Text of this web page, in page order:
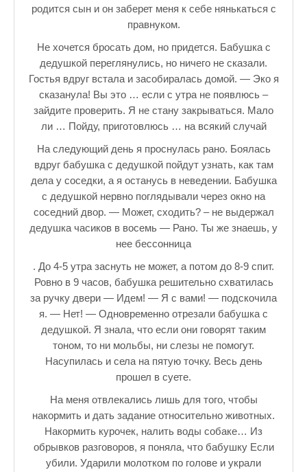
родится сын и он заберет меня к себе нянькаться с
правнуком.
Не хочется бросать дом, но придется. Бабушка с
дедушкой переглянулись, но ничего не сказали.
Гостья вдруг встала и засобиралась домой. — Эко я
сказанула! Вы это … если с утра не появлюсь –
зайдите проверить. Я не стану закрываться. Мало
ли … Пойду, приготовлюсь … на всякий случай
На следующий день я проснулась рано. Боялась
вдруг бабушка с дедушкой пойдут узнать, как там
дела у соседки, а я останусь в неведении. Бабушка
с дедушкой нервно поглядывали через окно на
соседний двор. — Может, сходить? – не выдержал
дедушка часиков в восемь — Рано. Ты же знаешь, у
нее бессонница
. До 4-5 утра заснуть не может, а потом до 8-9 спит.
Ровно в 9 часов, бабушка решительно схватилась
за ручку двери — Идем! — Я с вами! — подскочила
я. — Нет! — Одновременно отрезали бабушка с
дедушкой. Я знала, что если они говорят таким
тоном, то ни мольбы, ни слезы не помогут.
Насупилась и села на пятую точку. Весь день
прошел в суете.
На меня отвлекались лишь для того, чтобы
накормить и дать задание относительно животных.
Накормить курочек, налить воды собаке… Из
обрывков разговоров, я поняла, что бабушку Если
убили. Ударили молотком по голове и украли